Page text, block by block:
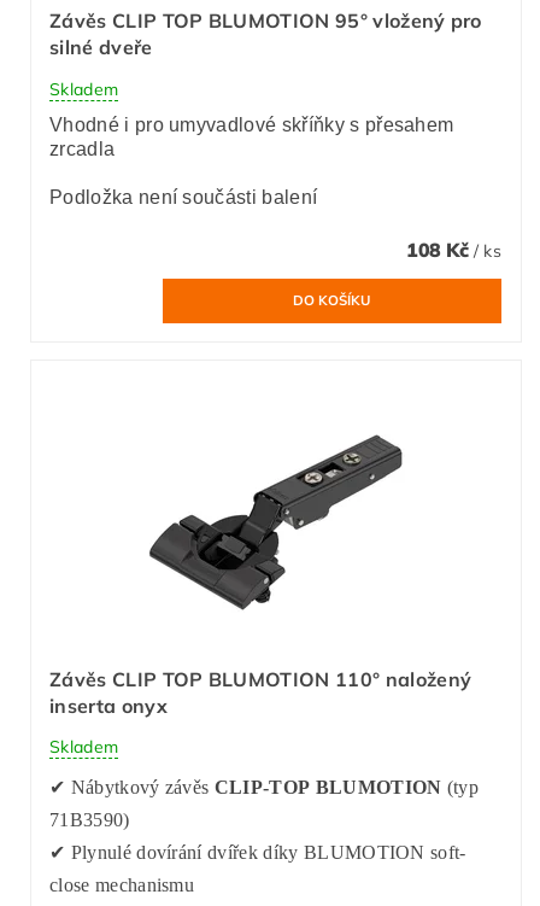
Závěs CLIP TOP BLUMOTION 95° vložený pro
silné dveře
Skladem
Vhodné i pro umyvadlové skříňky s přesahem
zrcadla
Podložka není součásti balení
108 Kč / ks
Závěs CLIP TOP BLUMOTION 110° naložený
inserta onyx
Skladem
✔ Nábytkový závěs CLIP-TOP BLUMOTION (typ
71B3590)
✔ Plynulé dovírání dvířek díky BLUMOTION soft-
close mechanismu